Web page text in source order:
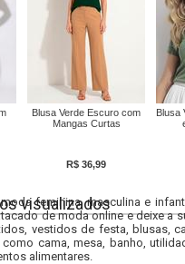
Blusa Verde Escuro com
Mangas Curtas
R$ 36,99
Blusa
visualizados
feminina, masculina e
de moda online e deixe a
vestidos de festa, blusas,
cama, mesa, banho,
alimentares.